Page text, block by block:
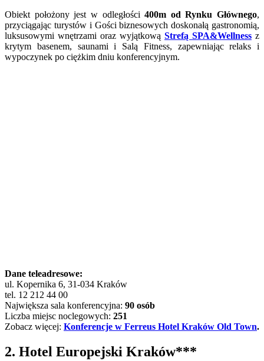
Obiekt położony jest w odległości400m od Rynku Głównego,
przyciągając turystów i Gości biznesowych doskonałą gastronomią,
luksusowymi wnętrzami oraz wyjątkową Strefą SPA&Wellness z
krytym basenem, saunami i Salą Fitness, zapewniając relaks i
wypoczynek po ciężkim dniu konferencyjnym.
Dane teleadresowe:
ul. Kopernika 6, 31-034 Kraków
tel. 12 212 44 00
Największa sala konferencyjna: 90 osób
Liczba miejsc noclegowych: 251
Zobacz więcej: Konferencje w Ferreus Hotel Kraków Old Town.
2. Hotel Europejski Kraków***